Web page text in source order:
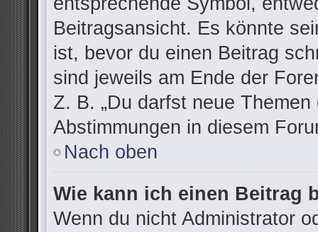
Beitragsansicht. Es könnte
ist, bevor du einen Beitrag
sind jeweils am Ende der
Z. B. „Du darfst neue Themen
Abstimmungen in diesem
Nach oben
Wie kann ich einen Beitrag
Wenn du nicht Administrator